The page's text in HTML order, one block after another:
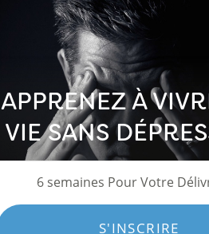
APPRENEZ À
VIE SANS
6 semaines Pour Votre
S'INSCRIRE